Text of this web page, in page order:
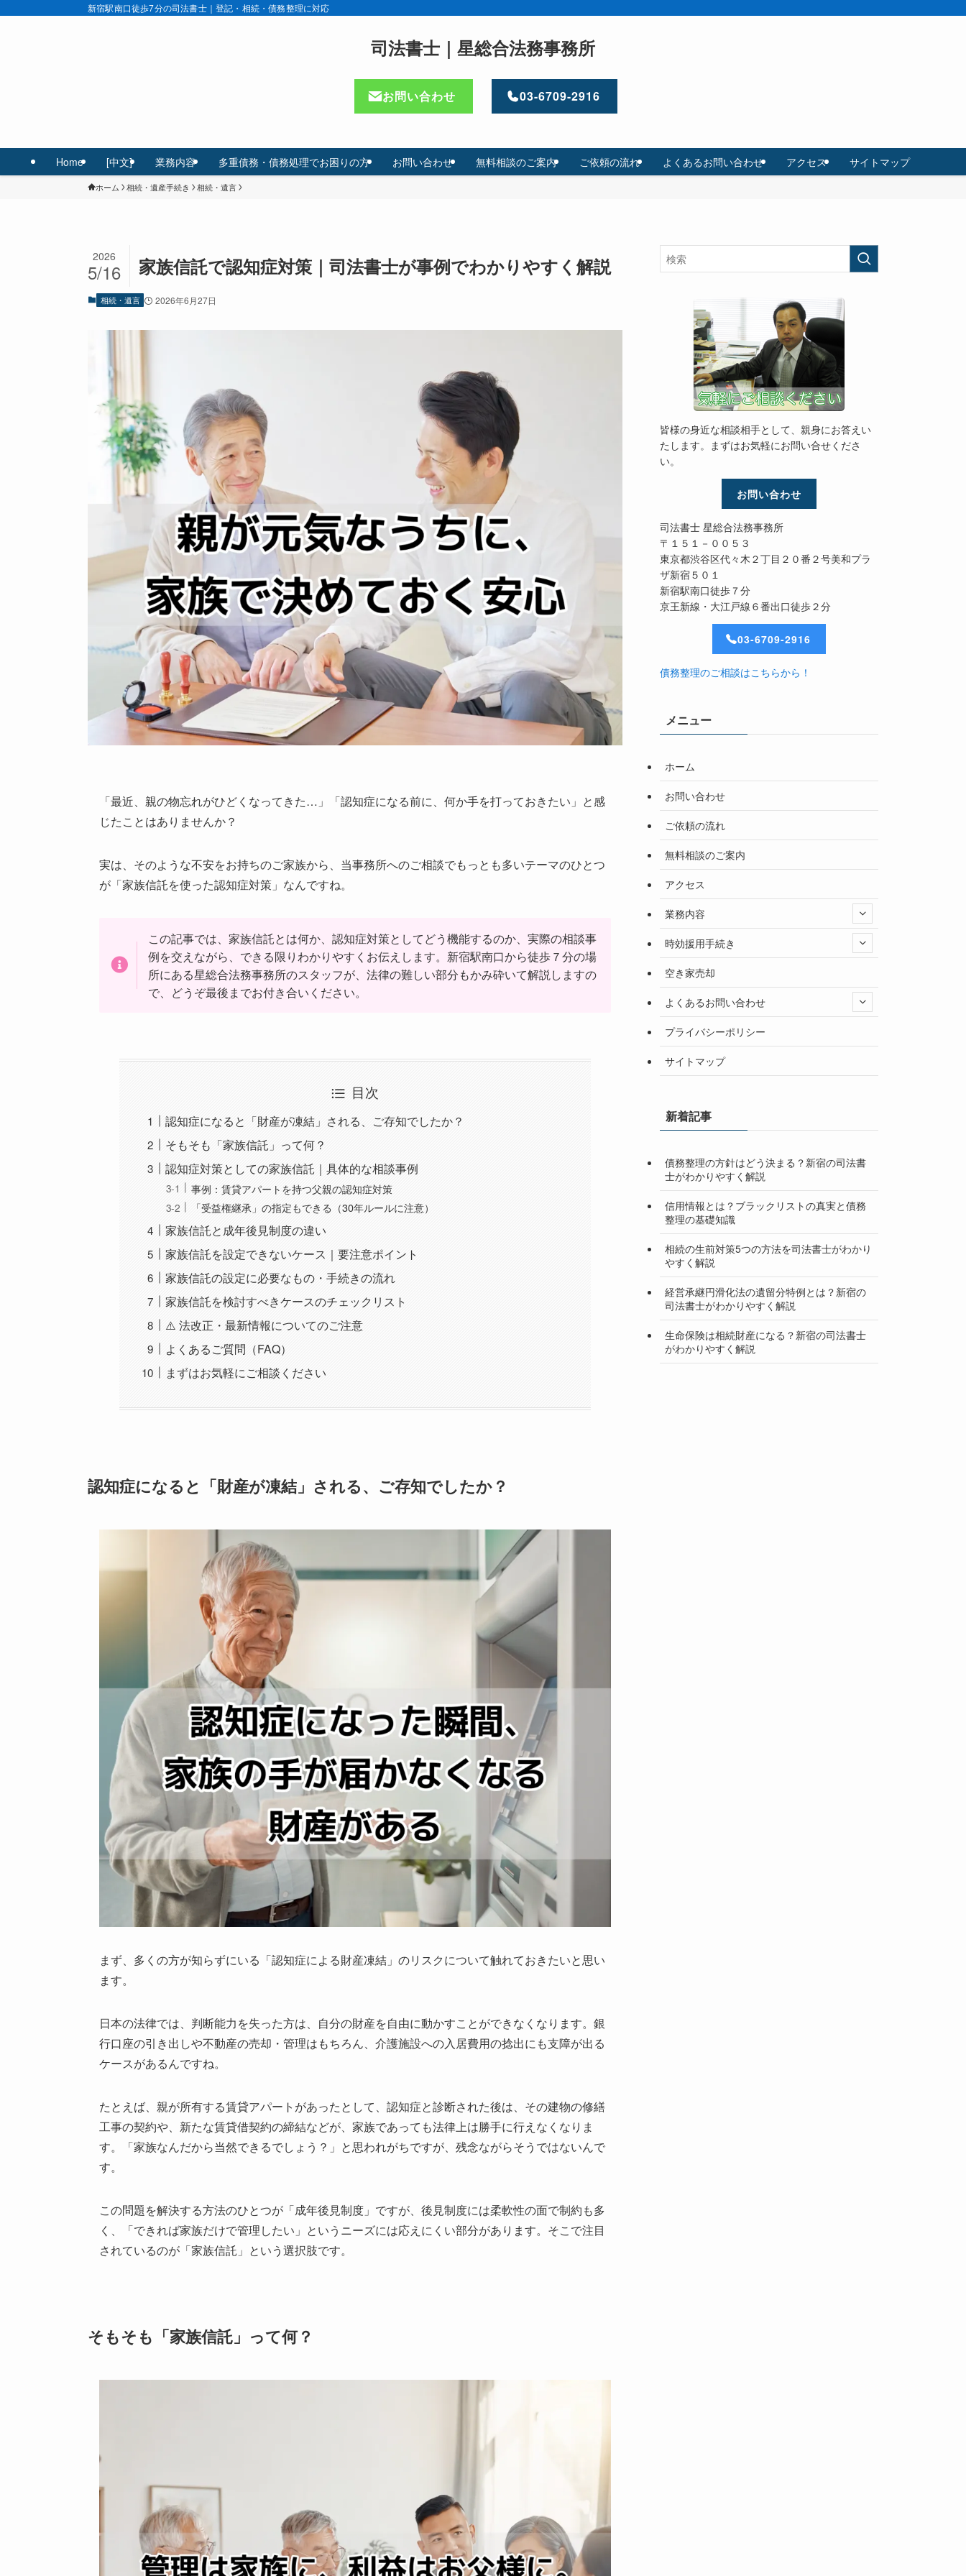
新宿駅南口徒歩7分の司法書士｜登記・相続・債務整理に対応
司法書士｜星総合法務事務所
Home [中文] 業務内容 多重債務・債務処理でお困りの方 お問い合わせ 無料相談のご案内 ご依頼の流れ よくあるお問い合わせ アクセス サイトマップ
お問い合わせ 03-6709-2916
ホーム 相続・遺産手続き 相続・遺言
家族信託で認知症対策｜司法書士が事例でわかりやすく解説
2026
5/16
相続・遺言 2026年6月27日
「最近、親の物忘れがひどくなってきた…」「認知症になる前に、何か手を打っておきたい」と感
じたことはありませんか？
実は、そのような不安をお持ちのご家族から、当事務所へのご相談でもっとも多いテーマのひとつ
が「家族信託を使った認知症対策」なんですね。
この記事では、家族信託とは何か、認知症対策としてどう機能するのか、実際の相談事
例を交えながら、できる限りわかりやすくお伝えします。新宿駅南口から徒歩７分の場
所にある星総合法務事務所のスタッフが、法律の難しい部分もかみ砕いて解説しますの
で、どうぞ最後までお付き合いください。
目次
認知症になると「財産が凍結」される、ご存知でしたか？
そもそも「家族信託」って何？
認知症対策としての家族信託｜具体的な相談事例
事例：賃貸アパートを持つ父親の認知症対策
「受益権継承」の指定もできる（30年ルールに注意）
家族信託と成年後見制度の違い
家族信託を設定できないケース｜要注意ポイント
家族信託の設定に必要なもの・手続きの流れ
家族信託を検討すべきケースのチェックリスト
⚠️ 法改正・最新情報についてのご注意
よくあるご質問（FAQ）
まずはお気軽にご相談ください
認知症になると「財産が凍結」される、ご存知でしたか？
まず、多くの方が知らずにいる「認知症による財産凍結」のリスクについて触れておきたいと思い
ます。
日本の法律では、判断能力を失った方は、自分の財産を自由に動かすことができなくなります。銀
行口座の引き出しや不動産の売却・管理はもちろん、介護施設への入居費用の捻出にも支障が出る
ケースがあるんですね。
たとえば、親が所有する賃貸アパートがあったとして、認知症と診断された後は、その建物の修繕
工事の契約や、新たな賃貸借契約の締結などが、家族であっても法律上は勝手に行えなくなりま
す。「家族なんだから当然できるでしょう？」と思われがちですが、残念ながらそうではないんで
す。
この問題を解決する方法のひとつが「成年後見制度」ですが、後見制度には柔軟性の面で制約も多
く、「できれば家族だけで管理したい」というニーズには応えにくい部分があります。そこで注目
されているのが「家族信託」という選択肢です。
そもそも「家族信託」って何？
皆様の身近な相談相手として、親身にお答えい
たします。まずはお気軽にお問い合せくださ
い。
お問い合わせ
司法書士 星総合法務事務所
〒１５１－００５３
東京都渋谷区代々木２丁目２０番２号美和プラ
ザ新宿５０１
新宿駅南口徒歩７分
京王新線・大江戸線６番出口徒歩２分
03-6709-2916
債務整理のご相談はこちらから！
メニュー
ホーム
お問い合わせ
ご依頼の流れ
無料相談のご案内
アクセス
業務内容
時効援用手続き
空き家売却
よくあるお問い合わせ
プライバシーポリシー
サイトマップ
新着記事
債務整理の方針はどう決まる？新宿の司法書
士がわかりやすく解説
信用情報とは？ブラックリストの真実と債務
整理の基礎知識
相続の生前対策5つの方法を司法書士がわかり
やすく解説
経営承継円滑化法の遺留分特例とは？新宿の
司法書士がわかりやすく解説
生命保険は相続財産になる？新宿の司法書士
がわかりやすく解説